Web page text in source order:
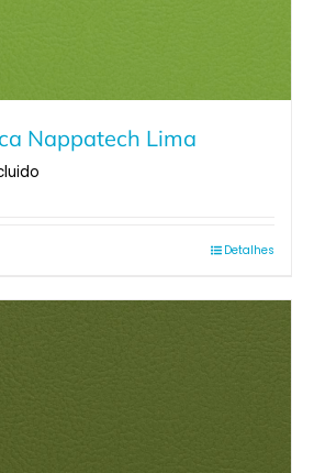
Nappatech Lima
Detalhes